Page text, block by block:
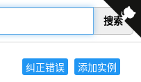
搜索
纠正错误 添加实例